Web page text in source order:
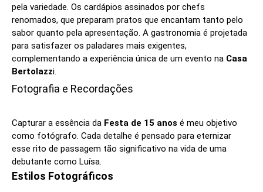
pela variedade. Os cardápios assinados por chefs
renomados, que preparam pratos que encantam tanto pelo
sabor quanto pela apresentação. A gastronomia é projetada
para satisfazer os paladares mais exigentes,
complementando a experiência única de um evento na Casa
Bertolazzi.
Fotografia e Recordações
Capturar a essência da Festa de 15 anos é meu objetivo
como fotógrafo. Cada detalhe é pensado para eternizar
esse rito de passagem tão significativo na vida de uma
debutante como Luísa.
Estilos Fotográficos